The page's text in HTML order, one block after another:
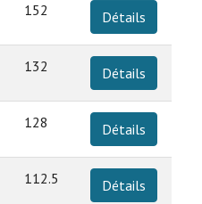
152 Détails
132 Détails
128 Détails
112.5 Détails